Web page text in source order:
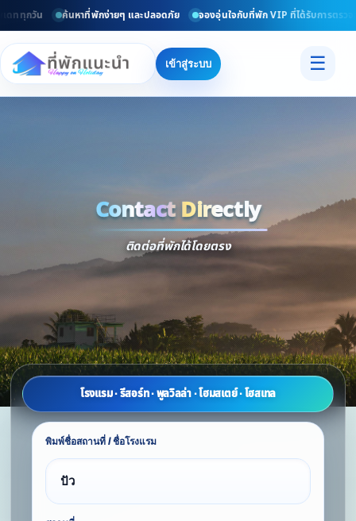
ททุกวัน ค้นหาที่พักง่ายๆ และปลอดภัย จองอุ่นใจกับที่พัก VIP ที่ได้รับการตรวจส
เข้าสู่ระบบ ☰
Contact Directly
Contact
ติดต่อที่พักได้โดยตรง
โรงแรม · รีสอร์ท · พูลวิลล่า · โฮมสเตย์ · โฮสเทล
พิมพ์ชื่อสถานที่ / ชื่อโรงแรม